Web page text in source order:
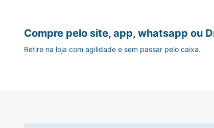
Versatilidade:Unissex, ideal para
Compre pelo site, app, whatsapp ou
Retire na loja com agilidade e sem passar pelo caixa.